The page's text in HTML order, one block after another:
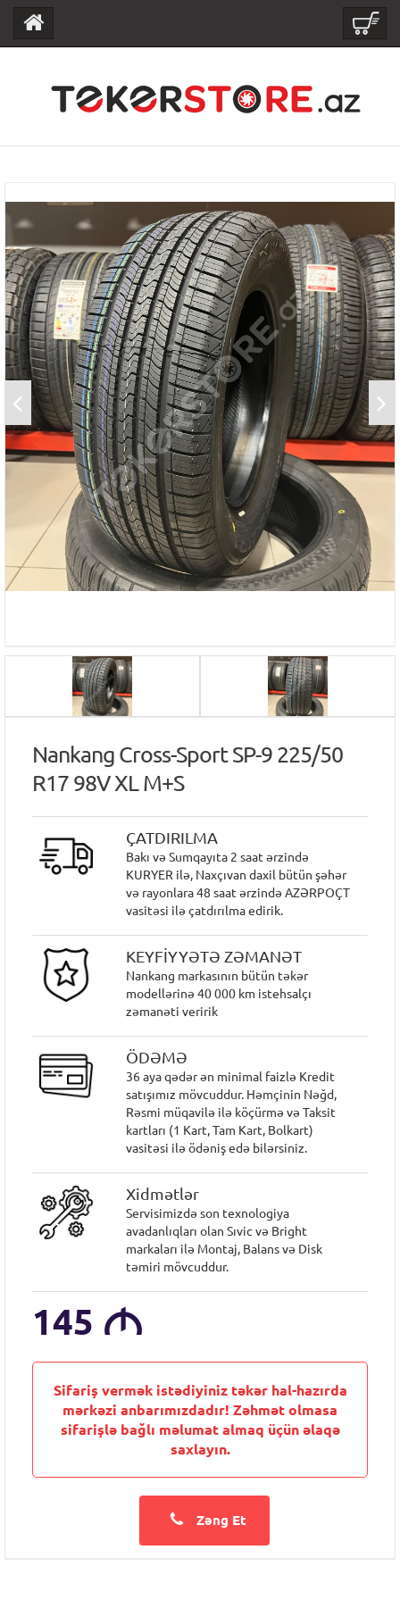
Nankang Cross-Sport SP-9 225/50
R17 98V XL M+S
ÇATDIRILMA
Bakı və Sumqayıta 2 saat ərzində
KURYER ilə, Naxçıvan daxil bütün şəhər
və rayonlara 48 saat ərzində AZƏRPOÇT
vasitəsi ilə çatdırılma edirik.
KEYFİYYƏTƏ ZƏMANƏT
Nankang markasının bütün təkər
modellərinə 40 000 km istehsalçı
zəmanəti veririk
ÖDƏMƏ
36 aya qədər ən minimal faizlə Kredit
satışımız mövcuddur. Həmçinin Nəğd,
Rəsmi müqavilə ilə köçürmə və Taksit
kartları (1 Kart, Tam Kart, Bolkart)
vasitəsi ilə ödəniş edə bilərsiniz.
Xidmətlər
Servisimizdə son texnologiya
avadanlıqları olan Sıvic və Bright
markaları ilə Montaj, Balans və Disk
təmiri mövcuddur.
145 M
Sifariş vermək istədiyiniz təkər hal-hazırda
mərkəzi anbarımızdadır! Zəhmət olmasa
sifarişlə bağlı məlumat almaq üçün əlaqə
saxlayın.
Zəng Et